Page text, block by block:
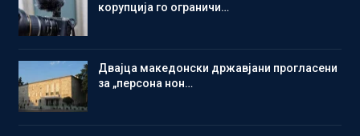
корупција го ограничи…
Двајца македонски државјани прогласени
за „персона нон…